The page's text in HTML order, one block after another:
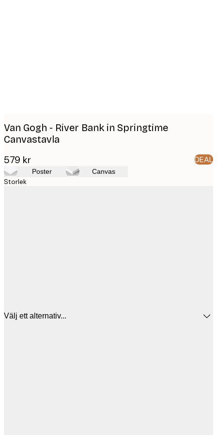
Van Gogh - River Bank in Springtime
Canvastavla
579 kr DEAL
Poster Canvas
Storlek
Välj ett alternativ...